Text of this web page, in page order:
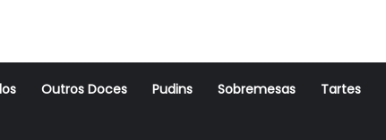
Outros Doces Pudins Sobremesas Tartes